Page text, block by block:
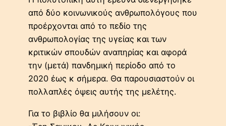
από δύο κοινωνικούς ανθρωπολόγους που
προέρχονται από το πεδίο της
ανθρωπολογίας της υγείας και των
κριτικών σπουδών αναπηρίας και αφορά
την (μετά) πανδημική περίοδο από το
2020 έως κ σήμερα. Θα παρουσιαστούν οι
πολλαπλές όψεις αυτής της μελέτης.
Για το βιβλίο θα μιλήσουν οι: